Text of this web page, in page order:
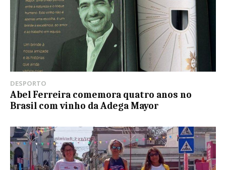
DESPORTO
Abel Ferreira comemora quatro anos no
Brasil com vinho da Adega Mayor